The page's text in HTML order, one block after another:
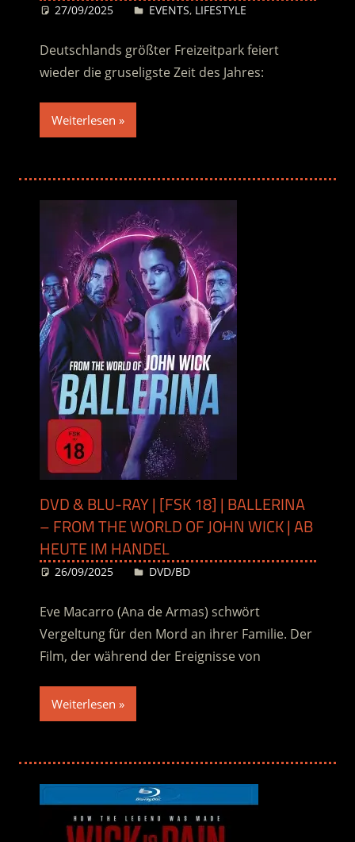
27/09/2025 Desiree
EVENTS, LIFESTYLE
Deutschlands größter Freizeitpark feiert
wieder die gruseligste Zeit des Jahres:
Weiterlesen
DVD & BLU-RAY | [FSK 18] | BALLERINA
– FROM THE WORLD OF JOHN WICK | AB
HEUTE IM HANDEL
26/09/2025 Desiree
DVD/BD
Eve Macarro (Ana de Armas) schwört
Vergeltung für den Mord an ihrer Familie. Der
Film, der während der Ereignisse von
Weiterlesen